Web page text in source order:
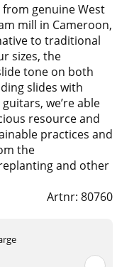
genuine West
mill in Cameroon,
to traditional
sizes, the
tone on both
slides with
we’re able
resource and
practices and
the
and other
Artnr:80760